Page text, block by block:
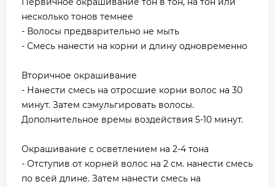
несколько тонов темнее
- Волосы предварительно не мыть
- Смесь нанести на корни и длину одновременно
Вторичное окрашивание
- Нанести смесь на отросшие корни волос на 30
минут. Затем сэмульгировать волосы.
Дополнительное времы воздействия 5-10 минут.
Окрашивание с осветлением на 2-4 тона
- Отступив от корней волос на 2 см. нанести смесь
по всей длине. Затем нанести смесь на